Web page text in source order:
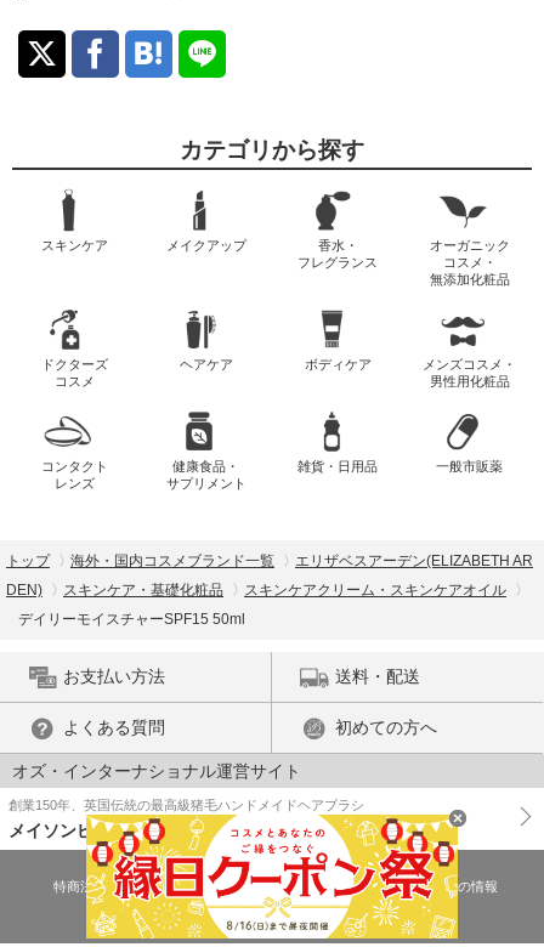
カテゴリから探す
スキンケア メイクアップ
香水・
フレグランス
オーガニック
コスメ・
無添加化粧品
ドクターズ
コスメ
ヘアケア ボディケア
メンズコスメ・
男性用化粧品
コンタクト
レンズ
健康食品・
サプリメント
雑貨・日用品 一般市販薬
トップ 海外・国内コスメブランド一覧
エリザベスアーデン(ELIZABETH AR
DEN)
スキンケア・基礎化粧品
スキンケアクリーム・スキンケアオイル
デイリーモイスチャーSPF15 50ml
お支払い方法 送料・配送
よくある質問 初めての方へ
オズ・インターナショナル運営サイト
創業150年、英国伝統の最高級猪毛ハンドメイドヘアブラシ
メイソンピアソン
特商法に基づく表示 プライバシーポリシー
医薬品販売許可証の情報
ご利用規約
PC版で表示